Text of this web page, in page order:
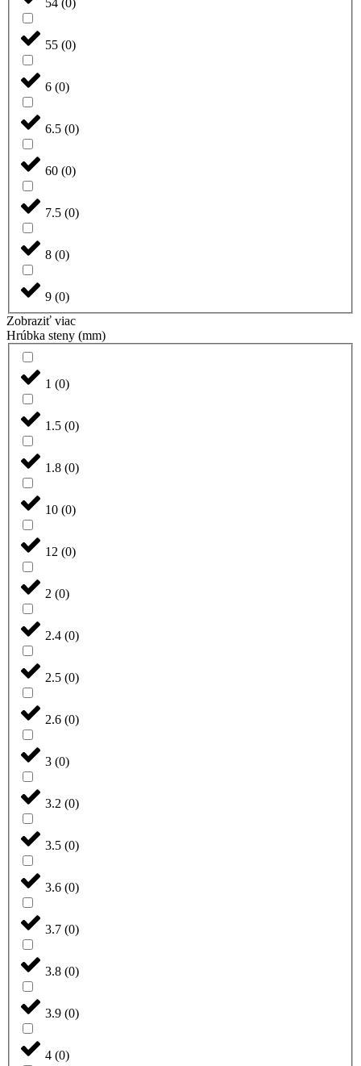
54 (0)
55 (0)
6 (0)
6.5 (0)
60 (0)
7.5 (0)
8 (0)
9 (0)
Zobraziť viac
Hrúbka steny (mm)
1 (0)
1.5 (0)
1.8 (0)
10 (0)
12 (0)
2 (0)
2.4 (0)
2.5 (0)
2.6 (0)
3 (0)
3.2 (0)
3.5 (0)
3.6 (0)
3.7 (0)
3.8 (0)
3.9 (0)
4 (0)